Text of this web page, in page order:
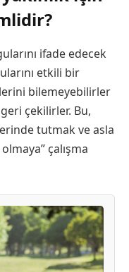
ifade edecek
etkili bir
bilemeyebilirler
çekilirler. Bu,
tutmak ve asla
çalışma